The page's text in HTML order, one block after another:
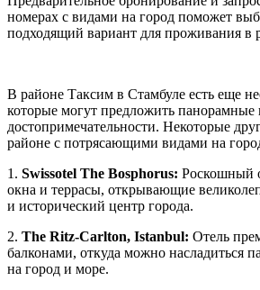
номерах с видами на город поможет
подходящий вариант для проживания в
В районе Таксим в Стамбуле есть еще
которые могут предложить панорамные
достопримечательности. Некоторые
районе с потрясающими видами на
1. Swissotel The Bosphorus: Роскошный
окна и террасы, открывающие
и исторический центр города.
2. The Ritz-Carlton, Istanbul: Отель
балконами, откуда можно насладиться
на город и море.